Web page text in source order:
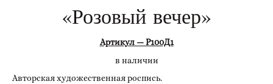
«Розовый вечер»
Артикул — Р100Д1
в наличии
Авторская художественная роспись.